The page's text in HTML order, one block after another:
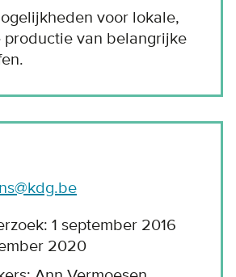
voor lokale,
productie van belangrijke
1 september 2016
2020